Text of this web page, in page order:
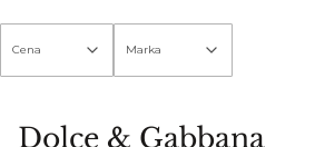
Cena Marka
Dolce & Gabbana